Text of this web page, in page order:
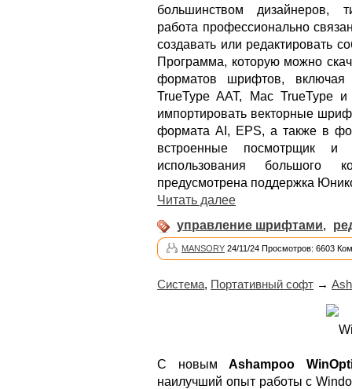
большинством дизайнеров,
работа профессионально
создавать или редактировать
Программа, которую можно
форматов шрифтов, включая
TrueType AAT, Mac TrueType
импортировать векторные
формата AI, EPS, а также в
встроенные посмотрщик и
использования большого
предусмотрена поддержка
Читать далее
управление шрифтами,
MANSORY 24/11/24 Просмотров: 6603
Система, Портативный софт →
С новымAshampoo
наилучший опыт работы с